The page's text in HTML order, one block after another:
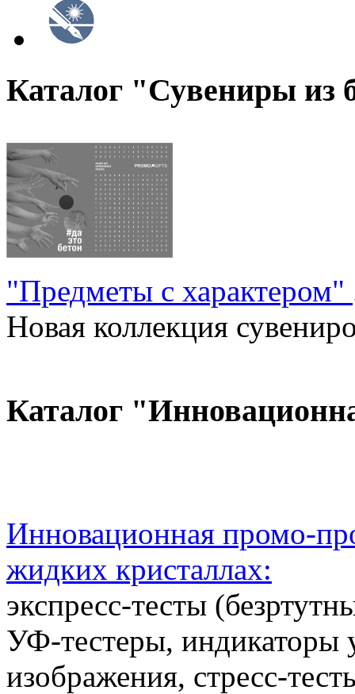
Каталог "Сувениры из
"Предметы с характером"
Новая коллекция
Каталог
Инновационная промо-
жидких кристаллах:
экспресс-тесты
УФ-тестеры, индикаторы
изображения, стресс-